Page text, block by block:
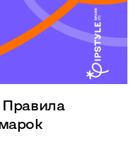
Правила